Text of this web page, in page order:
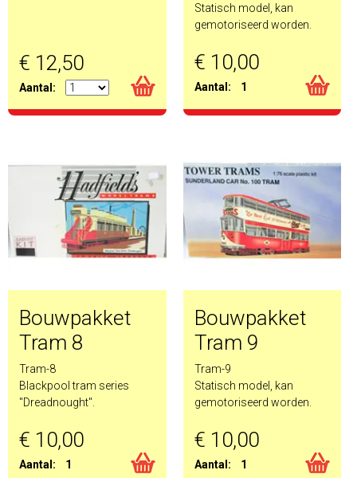
€ 12,50
Aantal:
Statisch model, kan
gemotoriseerd worden.
€ 10,00
Aantal: 1
Bouwpakket
Tram 8
Tram-8
Blackpool tram series
"Dreadnought".
€ 10,00
Aantal: 1
Bouwpakket
Tram 9
Tram-9
Statisch model, kan
gemotoriseerd worden.
€ 10,00
Aantal: 1